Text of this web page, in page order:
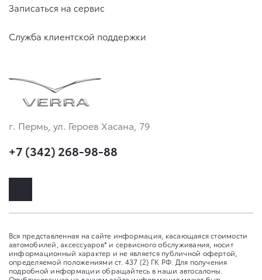
Записаться на сервис
Служба клиентской поддержки
г. Пермь, ул. Героев Хасана, 79
+7 (342) 268-98-88
Вся представленная на сайте информация, касающаяся стоимости
автомобилей, аксессуаров* и сервисного обслуживания, носит
информационный характер и не является публичной офертой,
определяемой положениями ст. 437 (2) ГК РФ. Для получения
подробной информации обращайтесь в наши автосалоны.